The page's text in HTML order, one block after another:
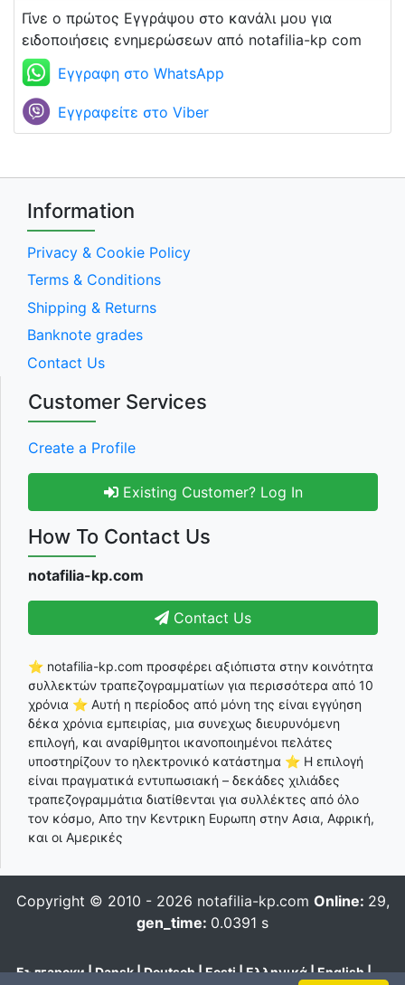
Γίνε ο πρώτος Εγγράψου στο κανάλι μου για
ειδοποιήσεις ενημερώσεων από notafilia-kp com
Εγγραφη στο WhatsApp
Εγγραφείτε στο Viber
Information
Privacy & Cookie Policy
Terms & Conditions
Shipping & Returns
Banknote grades
Contact Us
Customer Services
Create a Profile
Existing Customer? Log In
How To Contact Us
notafilia-kp.com
Contact Us
⭐ notafilia-kp.com προσφέρει αξιόπιστα στην κοινότητα
συλλεκτών τραπεζογραμματίων για περισσότερα από 10
χρόνια ⭐ Αυτή η περίοδος από μόνη της είναι εγγύηση
δέκα χρόνια εμπειρίας, μια συνεχως διευρυνόμενη
επιλογή, και αναρίθμητοι ικανοποιημένοι πελάτες
υποστηρίζουν το ηλεκτρονικό κατάστημα ⭐ Η επιλογή
είναι πραγματικά εντυπωσιακή – δεκάδες χιλιάδες
τραπεζογραμμάτια διατίθενται για συλλέκτες από όλο
τον κόσμο, Απο την Κεντρικη Ευρωπη στην Ασια, Αφρική,
και οι Αμερικές
Copyright © 2010 - 2026 notafilia-kp.com Online: 29,
gen_time: 0.0391 s
Български|Dansk|Deutsch|Eesti|Ελληνικά|English|